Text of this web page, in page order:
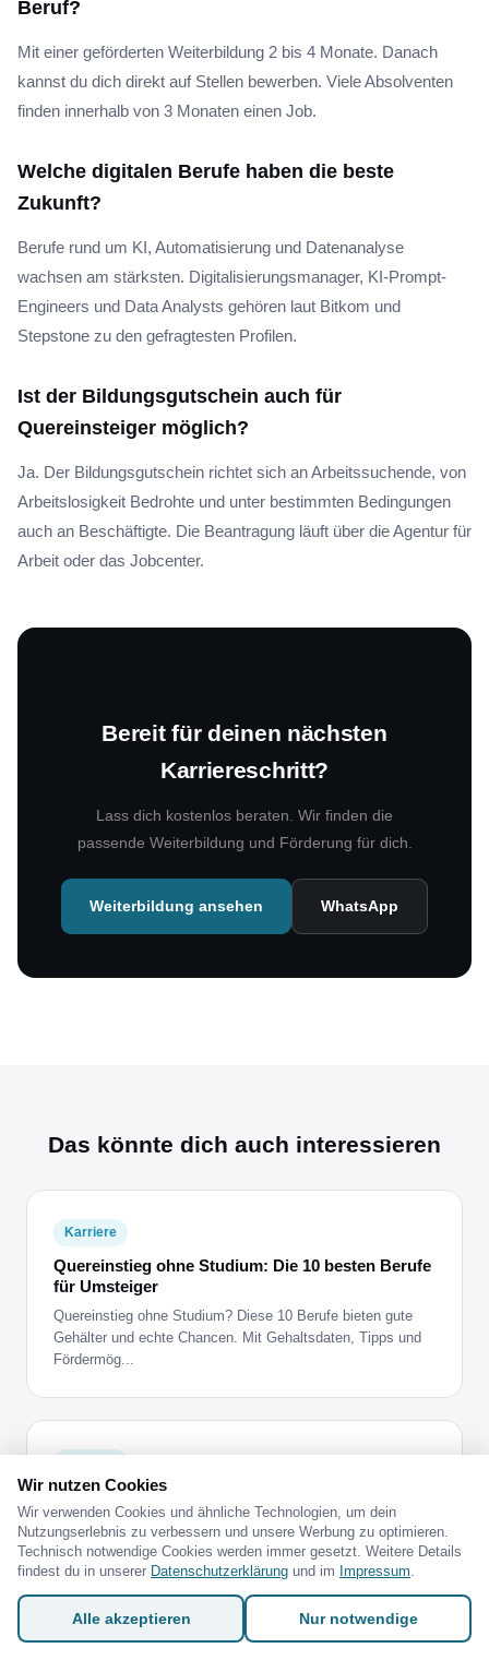
Beruf?
Mit einer geförderten Weiterbildung 2 bis 4 Monate. Danach
kannst du dich direkt auf Stellen bewerben. Viele Absolventen
finden innerhalb von 3 Monaten einen Job.
Welche digitalen Berufe haben die beste
Zukunft?
Berufe rund um KI, Automatisierung und Datenanalyse
wachsen am stärksten. Digitalisierungsmanager, KI-Prompt-
Engineers und Data Analysts gehören laut Bitkom und
Stepstone zu den gefragtesten Profilen.
Ist der Bildungsgutschein auch für
Quereinsteiger möglich?
Ja. Der Bildungsgutschein richtet sich an Arbeitssuchende, von
Arbeitslosigkeit Bedrohte und unter bestimmten Bedingungen
auch an Beschäftigte. Die Beantragung läuft über die Agentur für
Arbeit oder das Jobcenter.
Bereit für deinen nächsten
Karriereschritt?
Lass dich kostenlos beraten. Wir finden die
passende Weiterbildung und Förderung für dich.
Weiterbildung ansehen WhatsApp
Das könnte dich auch interessieren
Karriere
Quereinstieg ohne Studium: Die 10 besten Berufe
für Umsteiger
Quereinstieg ohne Studium? Diese 10 Berufe bieten gute
Gehälter und echte Chancen. Mit Gehaltsdaten, Tipps und
Fördermög...
Remote arbeiten ohne Erfahrung: Diese digitalen
Berufe funktionieren von überall
Remote arbeiten ohne Erfahrung? Diese 7 Berufe kannst du
von zuhause machen. Mit Weiterbildung und
Wir nutzen Cookies
Wir verwenden Cookies und ähnliche Technologien, um dein
Nutzungserlebnis zu verbessern und unsere Werbung zu optimieren.
Technisch notwendige Cookies werden immer gesetzt. Weitere Details
findest du in unserer Datenschutzerklärung und im Impressum.
Alle akzeptieren Nur notwendige